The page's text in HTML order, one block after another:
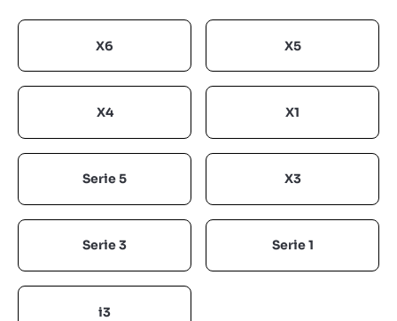
X6 X5
X4 X1
Serie 5 X3
Serie 3 Serie 1
i3